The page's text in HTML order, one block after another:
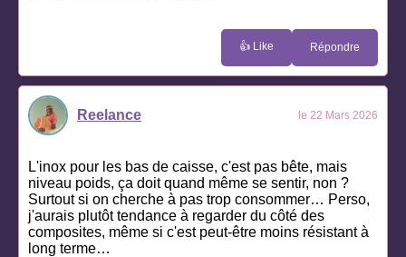
👍 Like Répondre
Reelance le 22 Mars 2026
L'inox pour les bas de caisse, c'est pas bête, mais
niveau poids, ça doit quand même se sentir, non ?
Surtout si on cherche à pas trop consommer… Perso,
j'aurais plutôt tendance à regarder du côté des
composites, même si c'est peut-être moins résistant à
long terme…